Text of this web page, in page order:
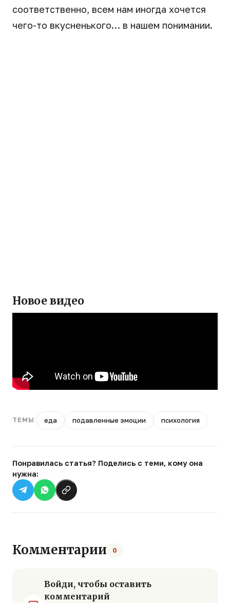
соответственно, всем нам иногда хочется
чего-то вкусненького… в нашем понимании.
Новое видео
ТЕМЫ еда подавленные эмоции психология
Понравилась статья? Поделись с теми, кому она
нужна:
Комментарии 0
Войди, чтобы оставить
комментарий